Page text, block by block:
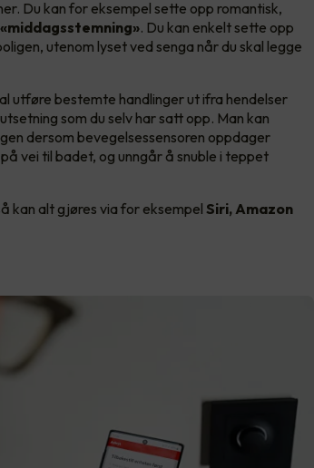
Du kan for eksempel sette opp romantisk,
«middagsstemning». Du kan enkelt sette opp
utenom lyset ved senga når du skal legge
utføre bestemte handlinger ut ifra hendelser
som du selv har satt opp. Man kan
dersom bevegelsessensoren oppdager
vei til badet, og unngår å snuble i teppet
kan alt gjøres via for eksempel Siri, Amazon